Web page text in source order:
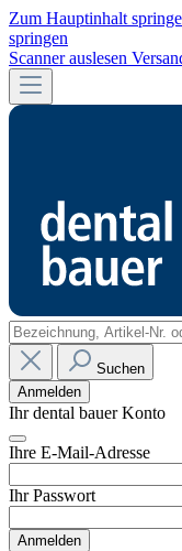
Zum Hauptinhalt
springen
Scanner auslesen
Suchen
Anmelden
Ihr dental bauer Konto
Ihre E-Mail-Adresse
Ihr Passwort
Anmelden